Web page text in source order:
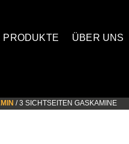
PRODUKTE ÜBER UNS
/ 3 SICHTSEITEN GASKAMINE